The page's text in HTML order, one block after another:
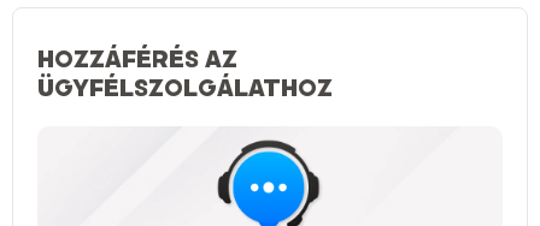
HOZZÁFÉRÉS AZ
ÜGYFÉLSZOLGÁLATHOZ